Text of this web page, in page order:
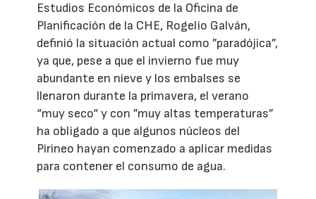
Estudios Económicos de la Oficina de
Planificación de la CHE, Rogelio Galván,
definió la situación actual como ”paradójica”,
ya que, pese a que el invierno fue muy
abundante en nieve y los embalses se
llenaron durante la primavera, el verano
“muy seco“ y con ”muy altas temperaturas”
ha obligado a que algunos núcleos del
Pirineo hayan comenzado a aplicar medidas
para contener el consumo de agua.